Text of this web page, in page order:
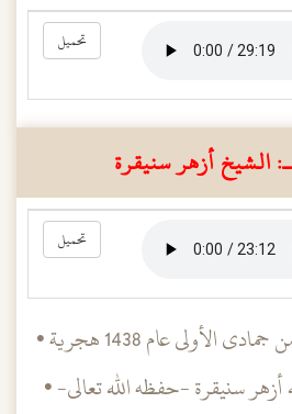
تحميل
الشيخ أزهر سنيقرة
تحميل
خُطبة الجمعة : بتاريخ 27 من جمادى الأولى عام 1438 هجرية •
سنيقرة -حفظه الله تعالى- •